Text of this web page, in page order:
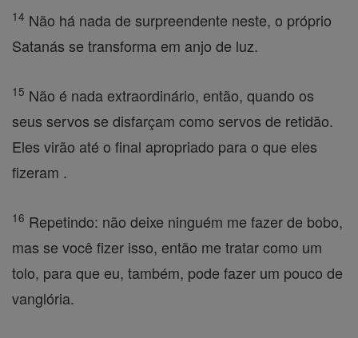
14 Não há nada de surpreendente neste, o próprio
Satanás se transforma em anjo de luz.
15 Não é nada extraordinário, então, quando os
seus servos se disfarçam como servos de retidão.
Eles virão até o final apropriado para o que eles
fizeram .
16 Repetindo: não deixe ninguém me fazer de bobo,
mas se você fizer isso, então me tratar como um
tolo, para que eu, também, pode fazer um pouco de
vanglória.